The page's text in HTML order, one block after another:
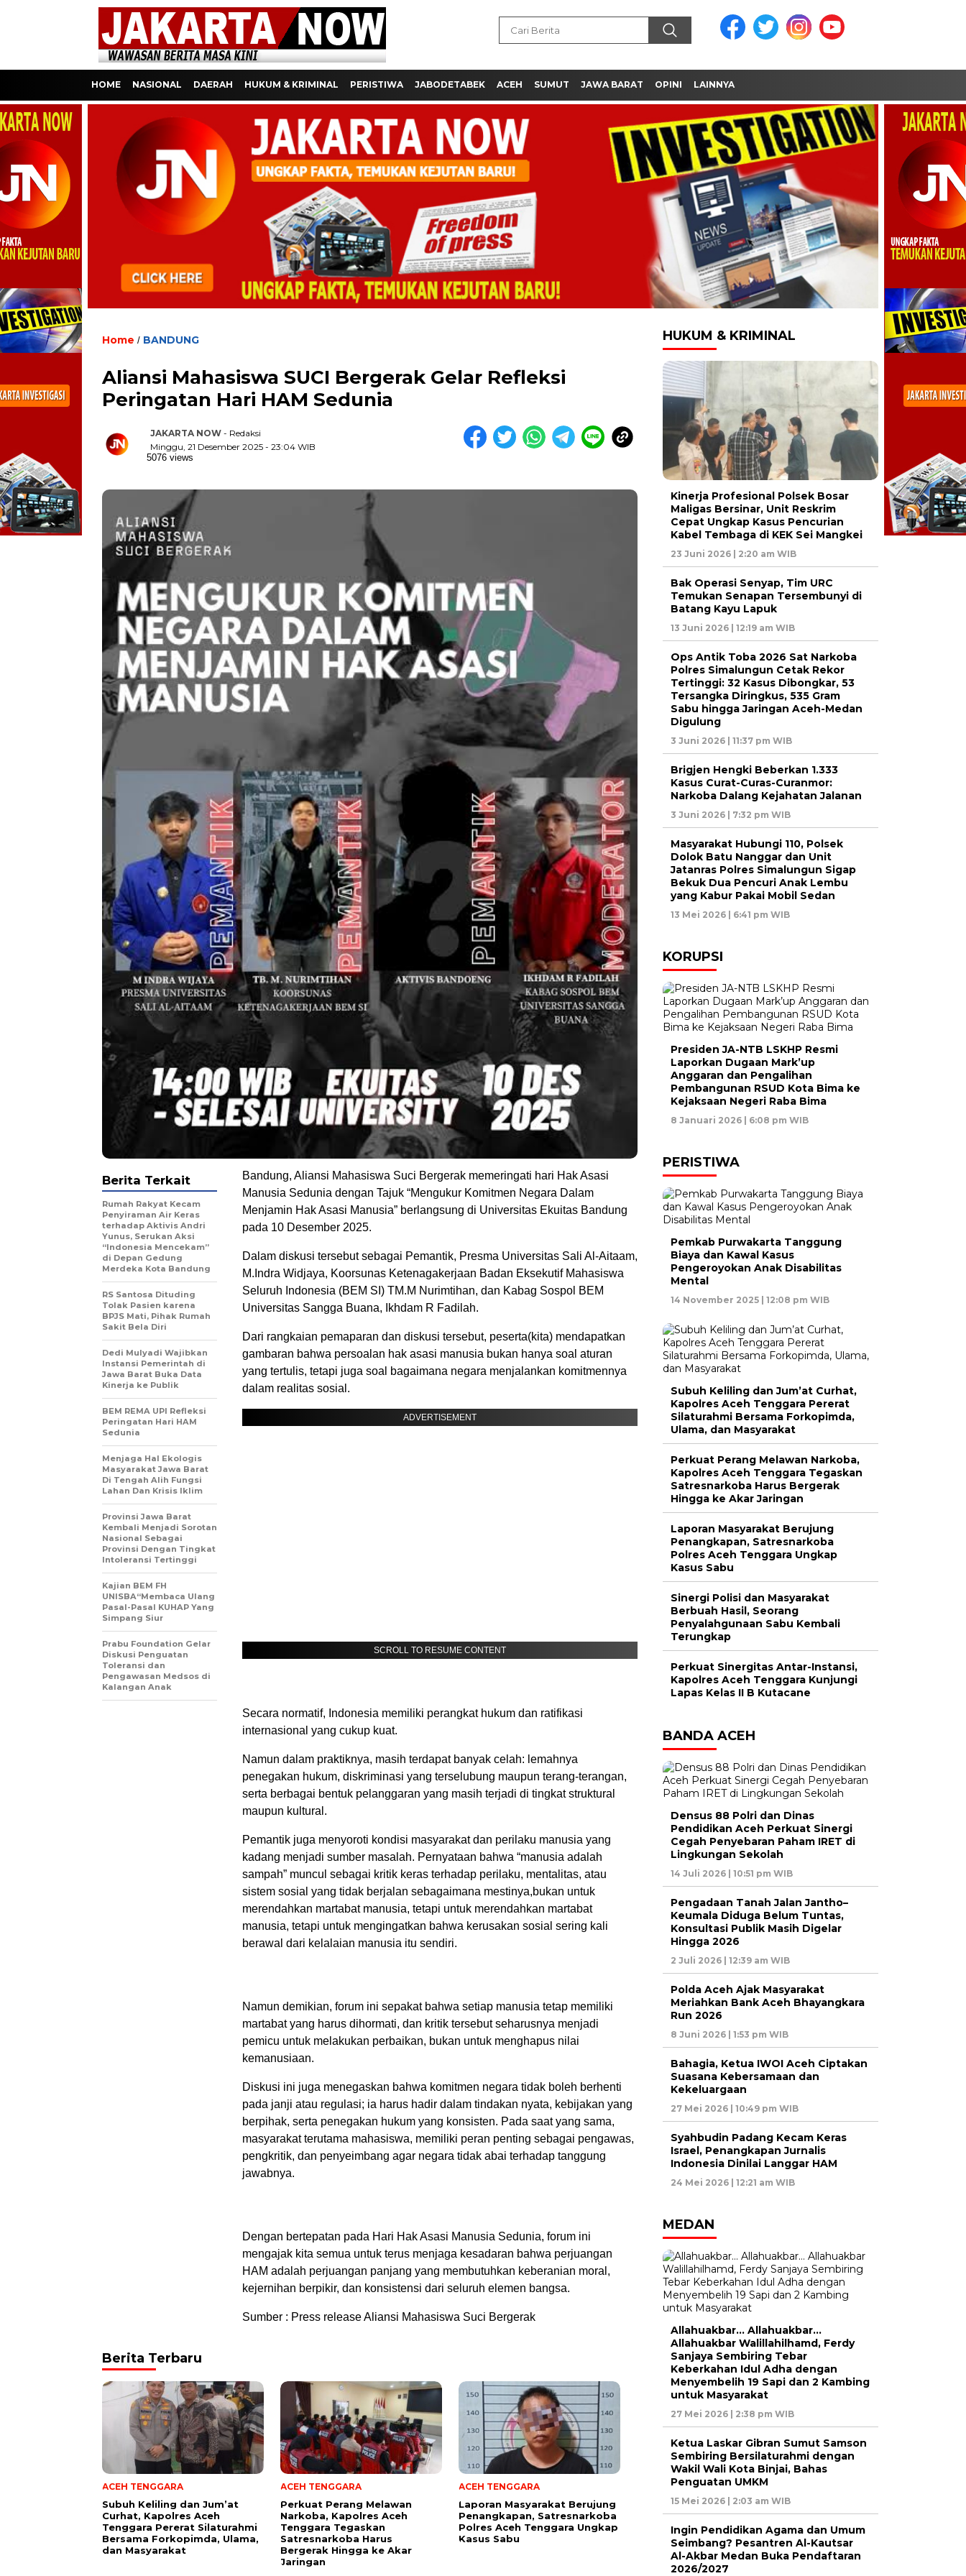
HOME NASIONAL DAERAH HUKUM & KRIMINAL PERISTIWA JABODETABEK ACEH SUMUT JAWA BARAT OPINI LAINNYA
Home / BANDUNG
Aliansi Mahasiswa SUCI Bergerak Gelar Refleksi
Peringatan Hari HAM Sedunia
JAKARTA NOW - Redaksi
Minggu, 21 Desember 2025 - 23:04 WIB
5076 views
Bandung, Aliansi Mahasiswa Suci Bergerak memeringati hari Hak Asasi
Manusia Sedunia dengan Tajuk “Mengukur Komitmen Negara Dalam
Menjamin Hak Asasi Manusia” berlangsung di Universitas Ekuitas Bandung
pada 10 Desember 2025.
Dalam diskusi tersebut sebagai Pemantik, Presma Universitas Sali Al-Aitaam,
M.Indra Widjaya, Koorsunas Ketenagakerjaan Badan Eksekutif Mahasiswa
Seluruh Indonesia (BEM SI) TM.M Nurimtihan, dan Kabag Sospol BEM
Universitas Sangga Buana, Ikhdam R Fadilah.
Dari rangkaian pemaparan dan diskusi tersebut, peserta(kita) mendapatkan
gambaran bahwa persoalan hak asasi manusia bukan hanya soal aturan
yang tertulis, tetapi juga soal bagaimana negara menjalankan komitmennya
dalam realitas sosial.
ADVERTISEMENT
SCROLL TO RESUME CONTENT
Secara normatif, Indonesia memiliki perangkat hukum dan ratifikasi
internasional yang cukup kuat.
Namun dalam praktiknya, masih terdapat banyak celah: lemahnya
penegakan hukum, diskriminasi yang terselubung maupun terang-terangan,
serta berbagai bentuk pelanggaran yang masih terjadi di tingkat struktural
maupun kultural.
Pemantik juga menyoroti kondisi masyarakat dan perilaku manusia yang
kadang menjadi sumber masalah. Pernyataan bahwa “manusia adalah
sampah” muncul sebagai kritik keras terhadap perilaku, mentalitas, atau
sistem sosial yang tidak berjalan sebagaimana mestinya,bukan untuk
merendahkan martabat manusia, tetapi untuk merendahkan martabat
manusia, tetapi untuk mengingatkan bahwa kerusakan sosial sering kali
berawal dari kelalaian manusia itu sendiri.
Namun demikian, forum ini sepakat bahwa setiap manusia tetap memiliki
martabat yang harus dihormati, dan kritik tersebut seharusnya menjadi
pemicu untuk melakukan perbaikan, bukan untuk menghapus nilai
kemanusiaan.
Diskusi ini juga menegaskan bahwa komitmen negara tidak boleh berhenti
pada janji atau regulasi; ia harus hadir dalam tindakan nyata, kebijakan yang
berpihak, serta penegakan hukum yang konsisten. Pada saat yang sama,
masyarakat terutama mahasiswa, memiliki peran penting sebagai pengawas,
pengkritik, dan penyeimbang agar negara tidak abai terhadap tanggung
jawabnya.
Dengan bertepatan pada Hari Hak Asasi Manusia Sedunia, forum ini
mengajak kita semua untuk terus menjaga kesadaran bahwa perjuangan
HAM adalah perjuangan panjang yang membutuhkan keberanian moral,
kejernihan berpikir, dan konsistensi dari seluruh elemen bangsa.
Sumber : Press release Aliansi Mahasiswa Suci Bergerak
Berita Terkait
Rumah Rakyat Kecam
Penyiraman Air Keras
terhadap Aktivis Andri
Yunus, Serukan Aksi
“Indonesia Mencekam”
di Depan Gedung
Merdeka Kota Bandung
RS Santosa Dituding
Tolak Pasien karena
BPJS Mati, Pihak Rumah
Sakit Bela Diri
Dedi Mulyadi Wajibkan
Instansi Pemerintah di
Jawa Barat Buka Data
Kinerja ke Publik
BEM REMA UPI Refleksi
Peringatan Hari HAM
Sedunia
Menjaga Hal Ekologis
Masyarakat Jawa Barat
Di Tengah Alih Fungsi
Lahan Dan Krisis Iklim
Provinsi Jawa Barat
Kembali Menjadi Sorotan
Nasional Sebagai
Provinsi Dengan Tingkat
Intoleransi Tertinggi
Kajian BEM FH
UNISBA“Membaca Ulang
Pasal-Pasal KUHAP Yang
Simpang Siur
Prabu Foundation Gelar
Diskusi Penguatan
Toleransi dan
Pengawasan Medsos di
Kalangan Anak
Berita Terbaru
ACEH TENGGARA
Subuh Keliling dan Jum’at
Curhat, Kapolres Aceh
Tenggara Pererat Silaturahmi
Bersama Forkopimda, Ulama,
dan Masyarakat
ACEH TENGGARA
Perkuat Perang Melawan
Narkoba, Kapolres Aceh
Tenggara Tegaskan
Satresnarkoba Harus
Bergerak Hingga ke Akar
Jaringan
ACEH TENGGARA
Laporan Masyarakat Berujung
Penangkapan, Satresnarkoba
Polres Aceh Tenggara Ungkap
Kasus Sabu
HUKUM & KRIMINAL
Kinerja Profesional Polsek Bosar
Maligas Bersinar, Unit Reskrim
Cepat Ungkap Kasus Pencurian
Kabel Tembaga di KEK Sei Mangkei
23 Juni 2026 | 2:20 am WIB
Bak Operasi Senyap, Tim URC
Temukan Senapan Tersembunyi di
Batang Kayu Lapuk
13 Juni 2026 | 12:19 am WIB
Ops Antik Toba 2026 Sat Narkoba
Polres Simalungun Cetak Rekor
Tertinggi: 32 Kasus Dibongkar, 53
Tersangka Diringkus, 535 Gram
Sabu hingga Jaringan Aceh-Medan
Digulung
3 Juni 2026 | 11:37 pm WIB
Brigjen Hengki Beberkan 1.333
Kasus Curat-Curas-Curanmor:
Narkoba Dalang Kejahatan Jalanan
3 Juni 2026 | 7:32 pm WIB
Masyarakat Hubungi 110, Polsek
Dolok Batu Nanggar dan Unit
Jatanras Polres Simalungun Sigap
Bekuk Dua Pencuri Anak Lembu
yang Kabur Pakai Mobil Sedan
13 Mei 2026 | 6:41 pm WIB
KORUPSI
Presiden JA-NTB LSKHP Resmi
Laporkan Dugaan Mark’up
Anggaran dan Pengalihan
Pembangunan RSUD Kota Bima ke
Kejaksaan Negeri Raba Bima
8 Januari 2026 | 6:08 pm WIB
PERISTIWA
Pemkab Purwakarta Tanggung
Biaya dan Kawal Kasus
Pengeroyokan Anak Disabilitas
Mental
14 November 2025 | 12:08 pm WIB
Subuh Keliling dan Jum’at Curhat,
Kapolres Aceh Tenggara Pererat
Silaturahmi Bersama Forkopimda,
Ulama, dan Masyarakat
Perkuat Perang Melawan Narkoba,
Kapolres Aceh Tenggara Tegaskan
Satresnarkoba Harus Bergerak
Hingga ke Akar Jaringan
Laporan Masyarakat Berujung
Penangkapan, Satresnarkoba
Polres Aceh Tenggara Ungkap
Kasus Sabu
Sinergi Polisi dan Masyarakat
Berbuah Hasil, Seorang
Penyalahgunaan Sabu Kembali
Terungkap
Perkuat Sinergitas Antar-Instansi,
Kapolres Aceh Tenggara Kunjungi
Lapas Kelas II B Kutacane
BANDA ACEH
Densus 88 Polri dan Dinas
Pendidikan Aceh Perkuat Sinergi
Cegah Penyebaran Paham IRET di
Lingkungan Sekolah
14 Juli 2026 | 10:51 pm WIB
Pengadaan Tanah Jalan Jantho–
Keumala Diduga Belum Tuntas,
Konsultasi Publik Masih Digelar
Hingga 2026
2 Juli 2026 | 12:39 am WIB
Polda Aceh Ajak Masyarakat
Meriahkan Bank Aceh Bhayangkara
Run 2026
8 Juni 2026 | 1:53 pm WIB
Bahagia, Ketua IWOI Aceh Ciptakan
Suasana Kebersamaan dan
Kekeluargaan
27 Mei 2026 | 10:49 pm WIB
Syahbudin Padang Kecam Keras
Israel, Penangkapan Jurnalis
Indonesia Dinilai Langgar HAM
24 Mei 2026 | 12:21 am WIB
MEDAN
Allahuakbar… Allahuakbar…
Allahuakbar Walillahilhamd, Ferdy
Sanjaya Sembiring Tebar
Keberkahan Idul Adha dengan
Menyembelih 19 Sapi dan 2 Kambing
untuk Masyarakat
27 Mei 2026 | 2:38 pm WIB
Ketua Laskar Gibran Sumut Samson
Sembiring Bersilaturahmi dengan
Wakil Wali Kota Binjai, Bahas
Penguatan UMKM
15 Mei 2026 | 2:03 am WIB
Ingin Pendidikan Agama dan Umum
Seimbang? Pesantren Al-Kautsar
Al-Akbar Medan Buka Pendaftaran
2026/2027